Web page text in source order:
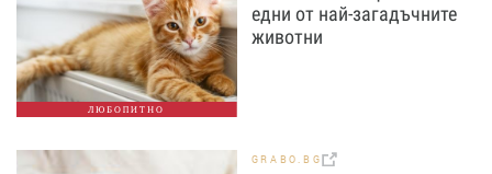
ЛЮБОПИТНО
едни от най-загадъчните
животни
GRABO.BG